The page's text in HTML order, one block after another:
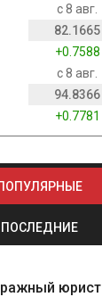
с 8 авг.
82.1665
+0.7588
с 8 авг.
94.8366
+0.7781
ПОСЛЕДНИЕ
юрист